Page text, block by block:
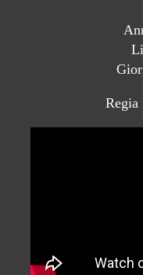
Regia